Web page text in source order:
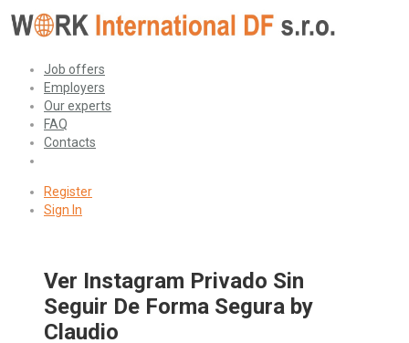
Job offers
Employers
Our experts
FAQ
Contacts
Register
Sign In
Ver Instagram Privado Sin
Seguir De Forma Segura by
Claudio